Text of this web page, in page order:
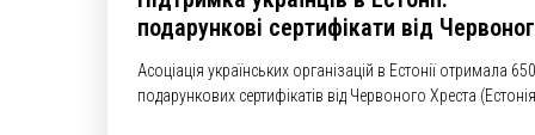
подарункові сертифікати від
Асоціація українських організацій в Естонії отримала 650
подарункових сертифікатів від Червоного Хреста